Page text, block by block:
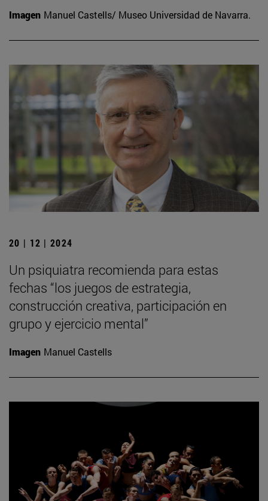
Imagen Manuel Castells/ Museo Universidad de Navarra.
20 | 12 | 2024
Un psiquiatra recomienda para estas
fechas “los juegos de estrategia,
construcción creativa, participación en
grupo y ejercicio mental”
Imagen Manuel Castells